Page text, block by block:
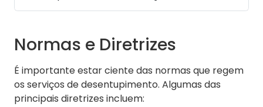
Normas e Diretrizes
É importante estar ciente das normas que regem
os serviços de desentupimento. Algumas das
principais diretrizes incluem: